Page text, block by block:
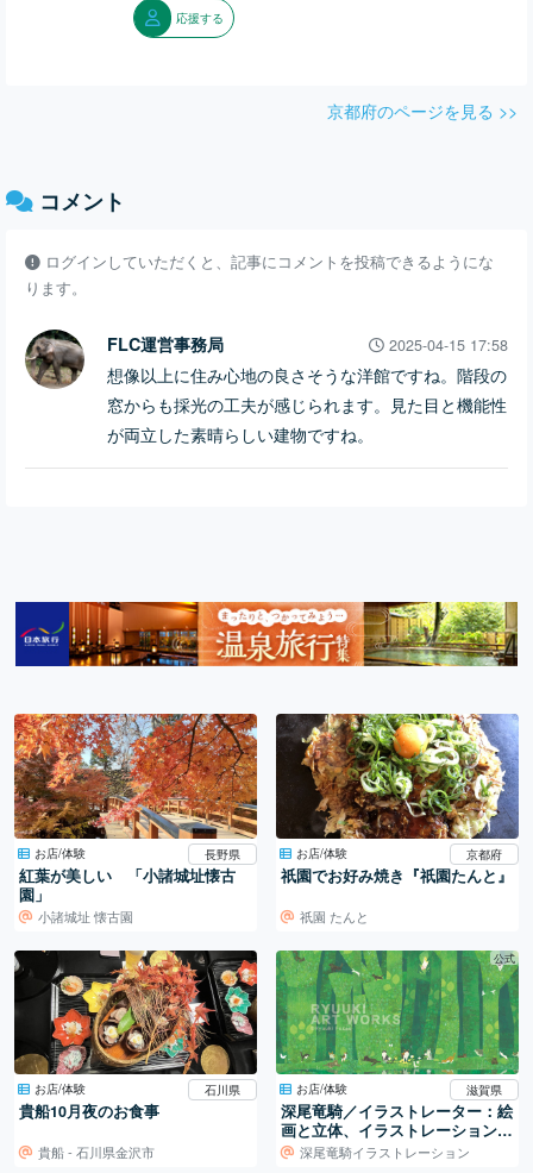
応援する
京都府のページを見る >>
コメント
ログインしていただくと、記事にコメントを投稿できるようにな
ります。
FLC運営事務局 2025-04-15 17:58
想像以上に住み心地の良さそうな洋館ですね。階段の
窓からも採光の工夫が感じられます。見た目と機能性
が両立した素晴らしい建物ですね。
お店/体験 長野県
紅葉が美しい 「小諸城址懐古
園」
小諸城址 懐古園
お店/体験 京都府
祇園でお好み焼き『祇園たんと』
祇園 たんと
お店/体験 石川県
貴船10月夜のお食事
貴船 - 石川県金沢市
公式
お店/体験 滋賀県
深尾竜騎／イラストレーター：絵
画と立体、イラストレーションの
世界深尾竜騎イラストレーション